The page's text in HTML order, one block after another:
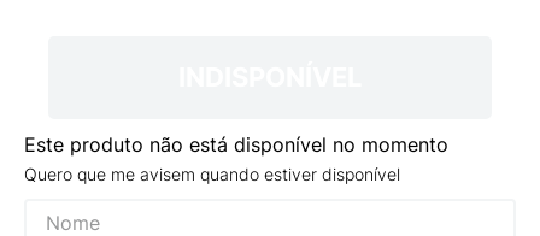
Este produto não está disponível no momento
Quero que me avisem quando estiver disponível